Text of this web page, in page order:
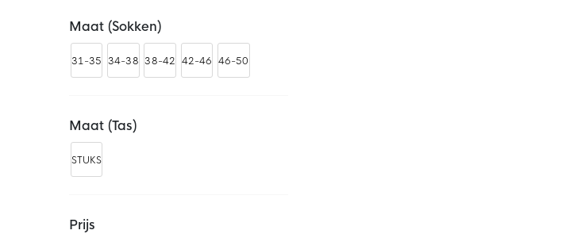
Maat (sokken)
31-35 34-38 38-42 42-46 46-50
Maat (tas)
STUKS
Prijs